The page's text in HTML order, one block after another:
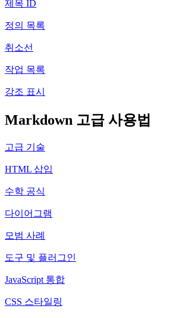
제목 ID
정의 목록
취소선
작업 목록
강조 표시
Markdown 고급 사용법
고급 기술
HTML 삽입
수학 공식
다이어그램
모범 사례
도구 및 플러그인
JavaScript 통합
CSS 스타일링